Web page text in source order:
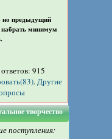
но предыдущий
набрать минимум
915
.Другие
творчество
поступления: